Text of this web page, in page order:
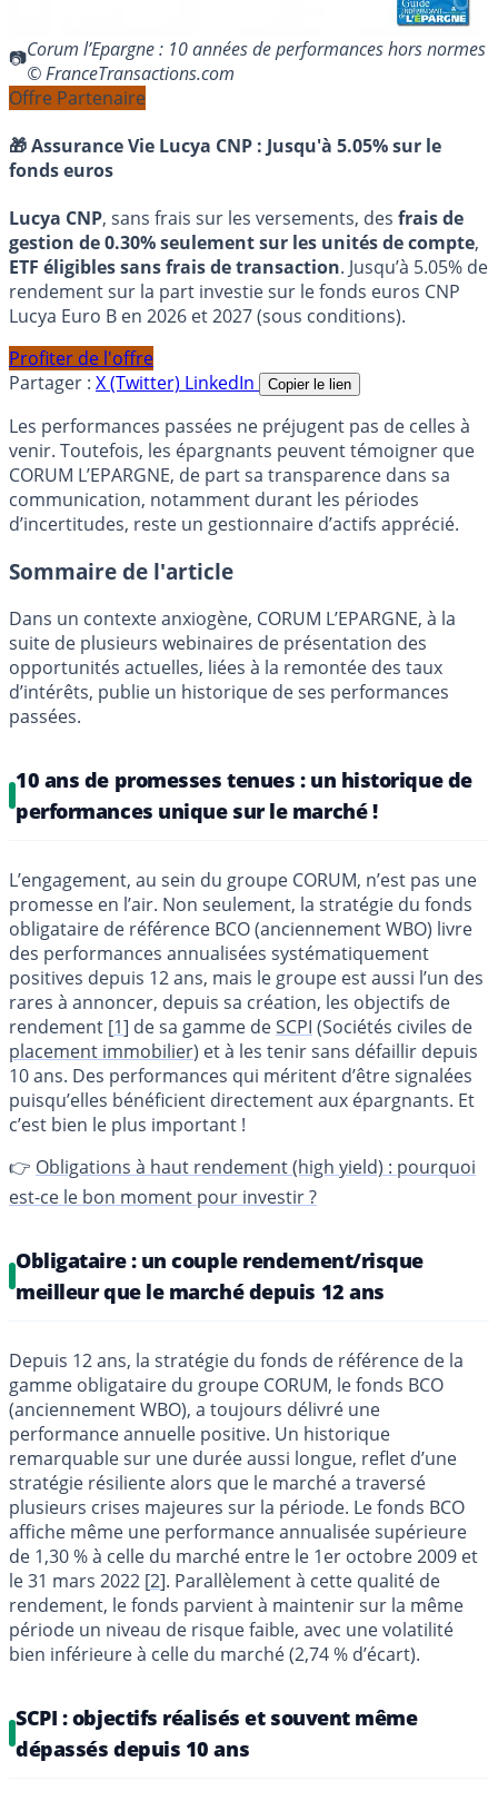
Corum l’Epargne : 10 années de performances hors normes
© FranceTransactions.com
Offre Partenaire
🎁 Assurance Vie Lucya CNP : Jusqu'à 5.05% sur le
fonds euros
Lucya CNP, sans frais sur les versements, des frais de
gestion de 0.30% seulement sur les unités de compte,
ETF éligibles sans frais de transaction. Jusqu’à 5.05% de
rendement sur la part investie sur le fonds euros CNP
Lucya Euro B en 2026 et 2027 (sous conditions).
Profiter de l'offre
Partager : X (Twitter) LinkedIn Copier le lien
Les performances passées ne préjugent pas de celles à
venir. Toutefois, les épargnants peuvent témoigner que
CORUM L’EPARGNE, de part sa transparence dans sa
communication, notamment durant les périodes
d’incertitudes, reste un gestionnaire d’actifs apprécié.
Sommaire de l'article
Dans un contexte anxiogène, CORUM L’EPARGNE, à la
suite de plusieurs webinaires de présentation des
opportunités actuelles, liées à la remontée des taux
d’intérêts, publie un historique de ses performances
passées.
10 ans de promesses tenues : un historique de
performances unique sur le marché !
L’engagement, au sein du groupe CORUM, n’est pas une
promesse en l’air. Non seulement, la stratégie du fonds
obligataire de référence BCO (anciennement WBO) livre
des performances annualisées systématiquement
positives depuis 12 ans, mais le groupe est aussi l’un des
rares à annoncer, depuis sa création, les objectifs de
rendement [1] de sa gamme deSCPI (Sociétés civiles de
placement immobilier) et à les tenir sans défaillir depuis
10 ans. Des performances qui méritent d’être signalées
puisqu’elles bénéficient directement aux épargnants. Et
c’est bien le plus important !
👉 Obligations à haut rendement (high yield) : pourquoi
est-ce le bon moment pour investir ?
Obligataire : un couple rendement/risque
meilleur que le marché depuis 12 ans
Depuis 12 ans, la stratégie du fonds de référence de la
gamme obligataire du groupe CORUM, le fonds BCO
(anciennement WBO), a toujours délivré une
performance annuelle positive. Un historique
remarquable sur une durée aussi longue, reflet d’une
stratégie résiliente alors que le marché a traversé
plusieurs crises majeures sur la période. Le fonds BCO
affiche même une performance annualisée supérieure
de 1,30 % à celle du marché entre le 1er octobre 2009 et
le 31 mars 2022 [2]. Parallèlement à cette qualité de
rendement, le fonds parvient à maintenir sur la même
période un niveau de risque faible, avec une volatilité
bien inférieure à celle du marché (2,74 % d’écart).
SCPI : objectifs réalisés et souvent même
dépassés depuis 10 ans